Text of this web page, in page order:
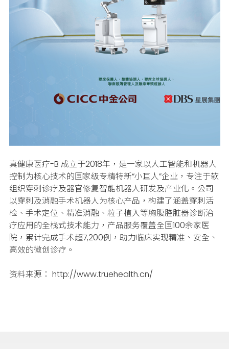
真健康医疗-B 成立于2018年，是一家以人工智能和机器人
控制为核心技术的国家级专精特新“小巨人”企业，专注于软
组织穿刺诊疗及器官修复智能机器人研发及产业化。公司
以穿刺及消融手术机器人为核心产品，构建了涵盖穿刺活
检、手术定位、精准消融、粒子植入等胸腹腔脏器诊断治
疗应用的全栈式技术能力，产品服务覆盖全国100余家医
院，累计完成手术超7,200例，助力临床实现精准、安全、
高效的微创诊疗。
资料来源： http://www.truehealth.cn/